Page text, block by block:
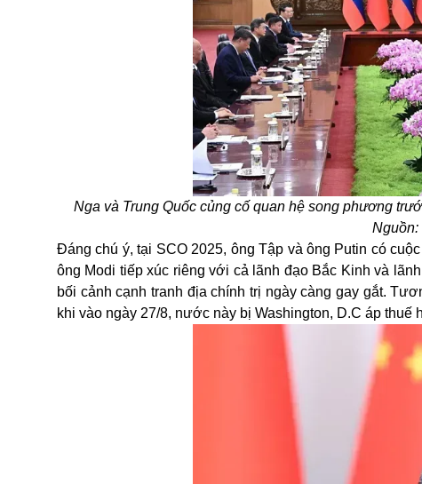
Nga và Trung Quốc củng cố quan hệ song phương
Nguồn:
Đáng chú ý, tại SCO 2025, ông Tập và ông Putin có
ông Modi tiếp xúc riêng với cả lãnh đạo Bắc Kinh và
bối cảnh cạnh tranh địa chính trị ngày càng gay gắt.
khi vào ngày 27/8, nước này bị Washington, D.C áp thuế